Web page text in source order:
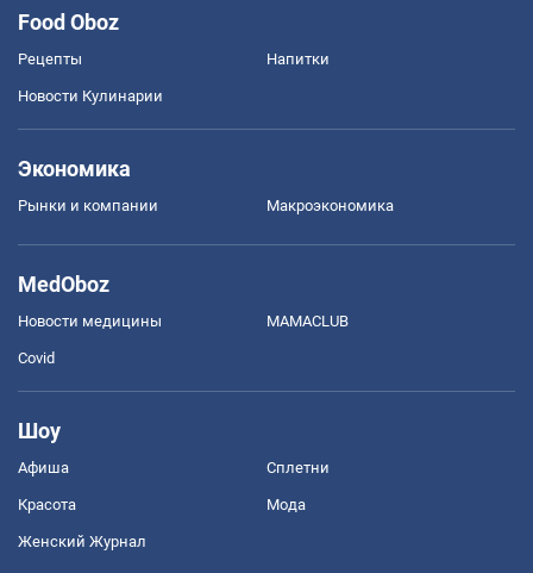
Food Oboz
Рецепты Напитки
Новости Кулинарии
Экономика
Рынки и компании Mакроэкономика
MedOboz
Новости медицины MAMACLUB
Covid
Шоу
Афиша Сплетни
Красота Мода
Женский Журнал